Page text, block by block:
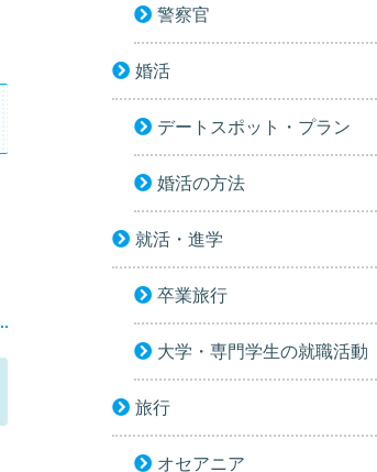
警察官
婚活
デートスポット・プラン
婚活の方法
就活・進学
卒業旅行
大学・専門学生の就職活動
旅行
オセアニア